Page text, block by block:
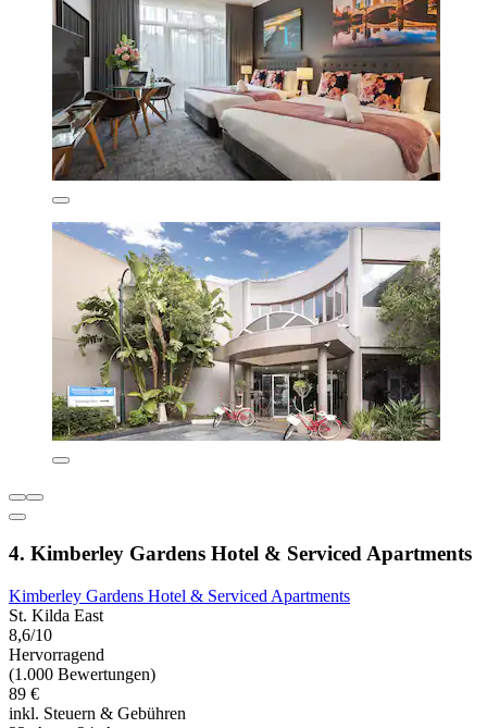
4. Kimberley Gardens Hotel & Serviced Apartments
Kimberley Gardens Hotel & Serviced Apartments
St. Kilda East
8,6/10
Hervorragend
(1.000 Bewertungen)
89 €
inkl. Steuern & Gebühren